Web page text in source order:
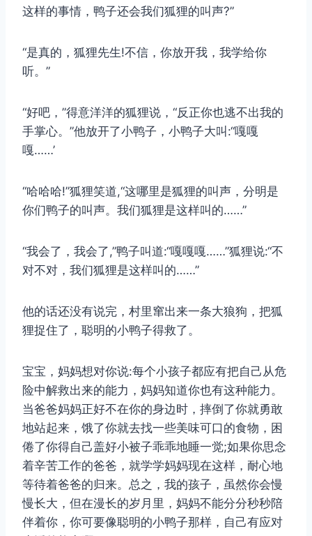
这样的事情，鸭子还会我们狐狸的叫声?”
“是真的，狐狸先生!不信，你放开我，我学给你
听。”
“好吧，”得意洋洋的狐狸说，“反正你也逃不出我的
手掌心。”他放开了小鸭子，小鸭子大叫:“嘎嘎
嘎……’
“哈哈哈!”狐狸笑道,“这哪里是狐狸的叫声，分明是
你们鸭子的叫声。我们狐狸是这样叫的……”
“我会了，我会了,”鸭子叫道:“嘎嘎嘎……”狐狸说:“不
对不对，我们狐狸是这样叫的……”
他的话还没有说完，村里窜出来一条大狼狗，把狐
狸捉住了，聪明的小鸭子得救了。
宝宝，妈妈想对你说:每个小孩子都应有把自己从危
险中解救出来的能力，妈妈知道你也有这种能力。
当爸爸妈妈正好不在你的身边时，摔倒了你就勇敢
地站起来，饿了你就去找一些美味可口的食物，困
倦了你得自己盖好小被子乖乖地睡一觉;如果你思念
着辛苦工作的爸爸，就学学妈妈现在这样，耐心地
等待着爸爸的归来。总之，我的孩子，虽然你会慢
慢长大，但在漫长的岁月里，妈妈不能分分秒秒陪
伴着你，你可要像聪明的小鸭子那样，自己有应对